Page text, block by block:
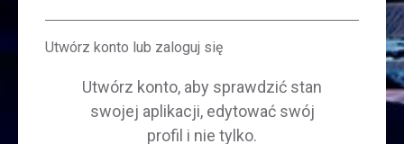
Utwórz konto lub zaloguj się
Utwórz konto, aby sprawdzić stan
swojej aplikacji, edytować swój
profil i nie tylko.